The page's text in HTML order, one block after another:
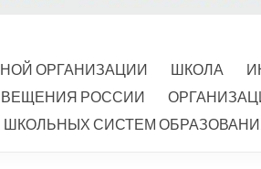
ОРГАНИЗАЦИИ ШКОЛА
РОССИИ
СИСТЕМ